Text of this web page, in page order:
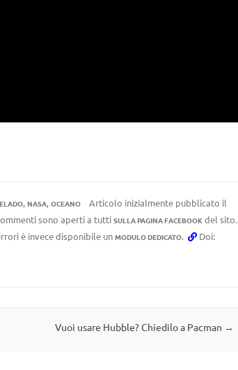
, NASA, OCEANO
Articolo inizialmente pubblicato il
sono aperti a tutti SULLA PAGINA FACEBOOKdel sito.
è invece disponibile un MODULO DEDICATO. Doi:
Vuoi usare Hubble? Chiedilo a Pacman →